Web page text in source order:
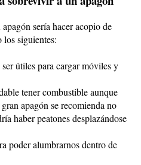
sería hacer acopio de
siguientes:
ser útiles para cargar móviles y
tener combustible aunque
apagón se recomienda no
haber peatones desplazándose
poder alumbrarnos dentro de